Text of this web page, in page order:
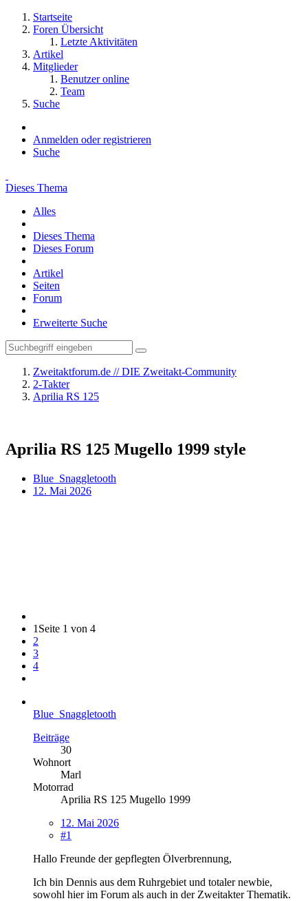
Startseite
Foren Übersicht
Letzte Aktivitäten
Artikel
Mitglieder
Benutzer online
Team
Suche
Anmelden oder registrieren
Suche
Dieses Thema
Alles
Dieses Thema
Dieses Forum
Artikel
Seiten
Forum
Erweiterte Suche
Zweitaktforum.de // DIE Zweitakt-Community
2-Takter
Aprilia RS 125
Aprilia RS 125 Mugello 1999 style
Blue_Snaggletooth
12. Mai 2026
1 Seite 1 von 4
2
3
4
Blue_Snaggletooth
Beiträge
30
Wohnort
Marl
Motorrad
Aprilia RS 125 Mugello 1999
12. Mai 2026
#1
Hallo Freunde der gepflegten Ölverbrennung,
Ich bin Dennis aus dem Ruhrgebiet und totaler newbie,
sowohl hier im Forum als auch in der Zweitakter Thematik.